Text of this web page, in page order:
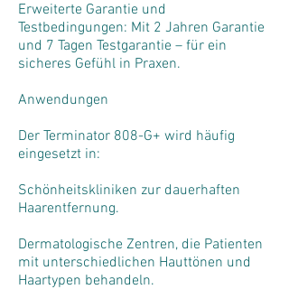
Erweiterte Garantie und
Testbedingungen: Mit 2 Jahren Garantie
und 7 Tagen Testgarantie – für ein
sicheres Gefühl in Praxen.
Anwendungen
Der Terminator 808-G+ wird häufig
eingesetzt in:
Schönheitskliniken zur dauerhaften
Haarentfernung.
Dermatologische Zentren, die Patienten
mit unterschiedlichen Hauttönen und
Haartypen behandeln.